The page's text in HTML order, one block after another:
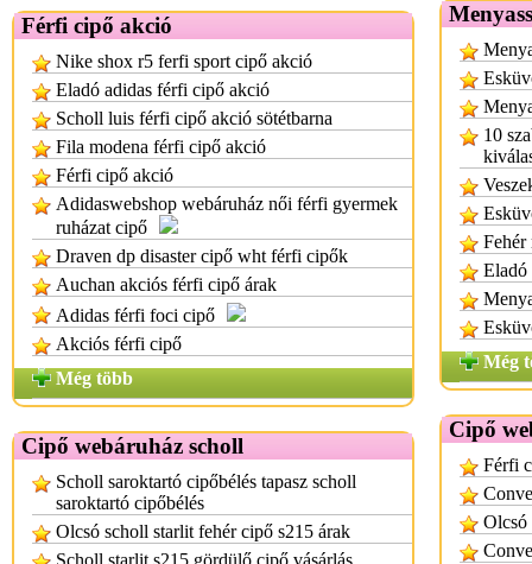
Férfi cipő akció
Nike shox r5 ferfi sport cipő akció
Eladó adidas férfi cipő akció
Scholl luis férfi cipő akció sötétbarna
Fila modena férfi cipő akció
Férfi cipő akció
Adidaswebshop webáruház női férfi gyermek
ruházat cipő
Draven dp disaster cipő wht férfi cipők
Auchan akciós férfi cipő árak
Adidas férfi foci cipő
Akciós férfi cipő
Még több
Cipő webáruház scholl
Scholl saroktartó cipőbélés tapasz scholl
saroktartó cipőbélés
Olcsó scholl starlit fehér cipő s215 árak
Scholl starlit s215 gördülő cipő vásárlás
10
Fehér
Eladó
Még
Cipő
Férfi
Olcsó